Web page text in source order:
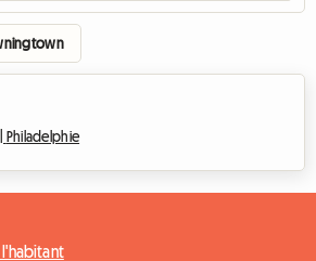
Philadelphie
l'habitant